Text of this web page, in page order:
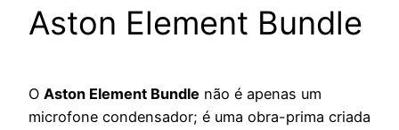
Aston Element Bundle
O Aston Element Bundle não é apenas um
microfone condensador; é uma obra-prima criada